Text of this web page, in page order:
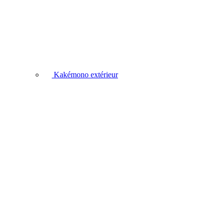
Kakémono extérieur